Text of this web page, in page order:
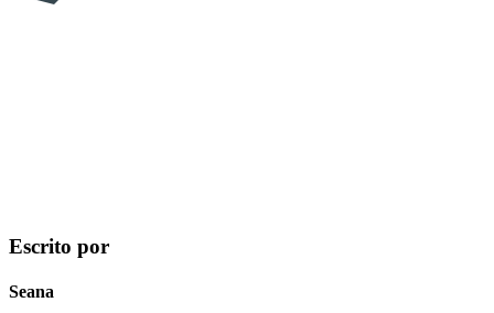
Escrito por
Seana